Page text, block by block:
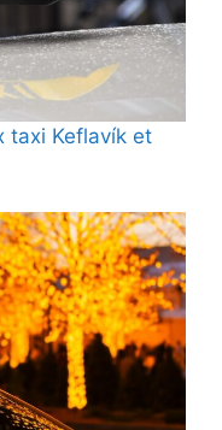
taxi Keflavík et